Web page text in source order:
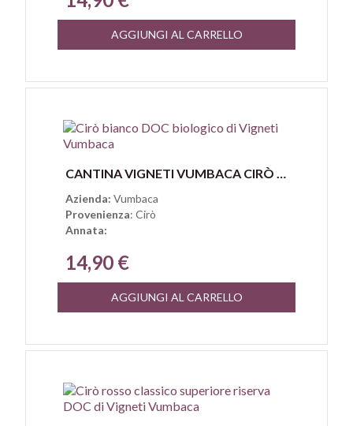
AGGIUNGI AL CARRELLO
Anteprima CANTINA VIGNETI VUMBACA CIRÒ BIANCO DOC BIOLOGICO
Azienda: Vumbaca
Provenienza: Cirò
Annata:
14,90 €
AGGIUNGI AL CARRELLO